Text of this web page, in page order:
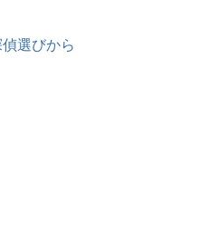
選びから